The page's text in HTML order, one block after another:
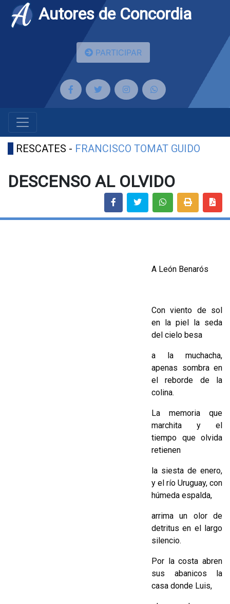
Autores de Concordia
PARTICIPAR
RESCATES - FRANCISCO TOMAT GUIDO
DESCENSO AL OLVIDO
A León Benarós
Con viento de sol
en la piel la seda
del cielo besa
a la muchacha,
apenas sombra en
el reborde de la
colina.
La memoria que
marchita y el
tiempo que olvida
retienen
la siesta de enero,
y el río Uruguay, con
húmeda espalda,
arrima un olor de
detritus en el largo
silencio.
Por la costa abren
sus abanicos la
casa donde Luis,